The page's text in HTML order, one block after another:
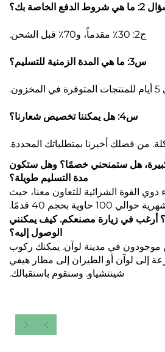
الدفع الخاصة بك؟
ج2: 30٪ مقدماً، و70٪ قبل الشحن.
س3: ما هي المدة الزمنية للتسليم؟
س4: هل يمكننا تخصيص شعارنا؟
كبيرة، هل ستمنحني خصمًا؟ وهل ستكون
مدة التسليم طويلة؟
ذوي القوة الشرائية للتعاون معنا، حيث
100 حاوية بحجم 40 قدمًا.
أرغب في زيارة مصنعكم. كيف يمكنني
الوصول إليه؟
موجودون في مدينة لوآن. يمكنك ركوب
إلى لوآن أو الطيران إلى مطار هيفي
شينتشياو. وسنقوم باستقبالك.